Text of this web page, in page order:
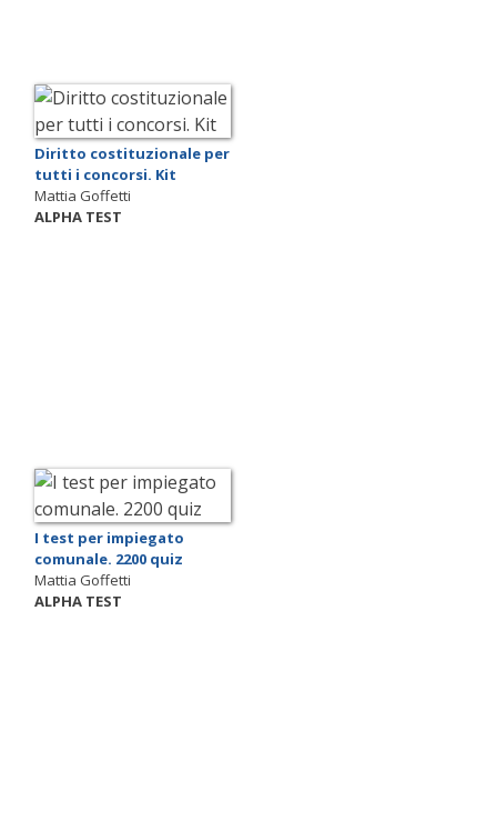
Diritto costituzionale per
tutti i concorsi. Kit
Mattia Goffetti
ALPHA TEST
I test per impiegato
comunale. 2200 quiz
Mattia Goffetti
ALPHA TEST